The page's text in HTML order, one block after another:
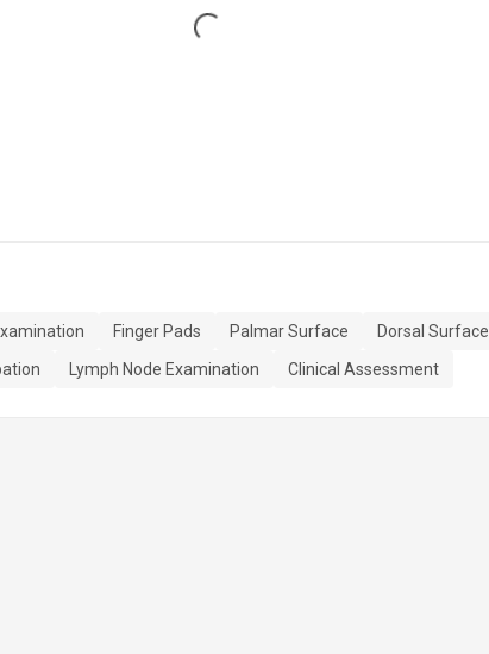
Loading...
Finger Pads Palmar Surface Dorsal Surface
Lymph Node Examination Clinical Assessment